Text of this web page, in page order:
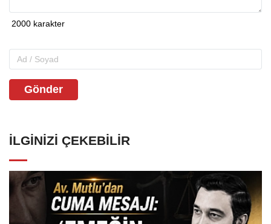
Gönder
İLGINIZI ÇEKEBILIR